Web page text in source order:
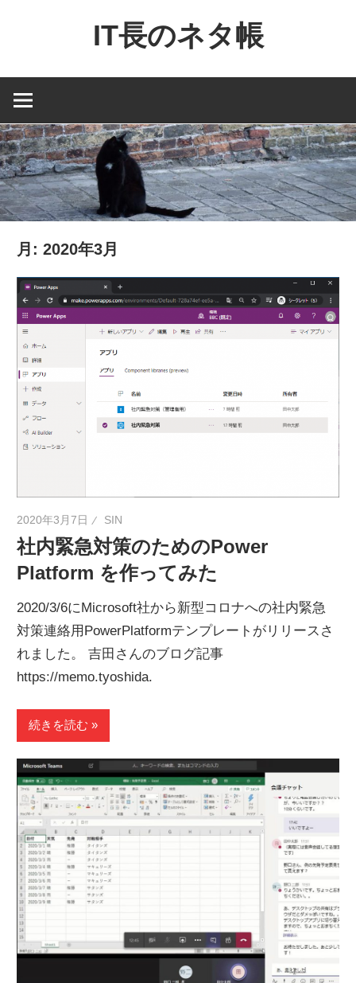
ン
へ
ス
キ
ッ
プ
IT長のネタ帳
NAV
Dynamics365
financial
を
中
に
MS
製
品
の
ネ
タ
を
提
月:2020年3月
2020年3月7日 SIN
社内緊急対策のためのPower
Platform を作ってみた
2020/3/6にMicrosoft社から新型コロナへの社内緊急
対策連絡用PowerPlatformテンプレートがリリースさ
れました。 吉田さんのブログ記事
https://memo.tyoshida.
続きを読む